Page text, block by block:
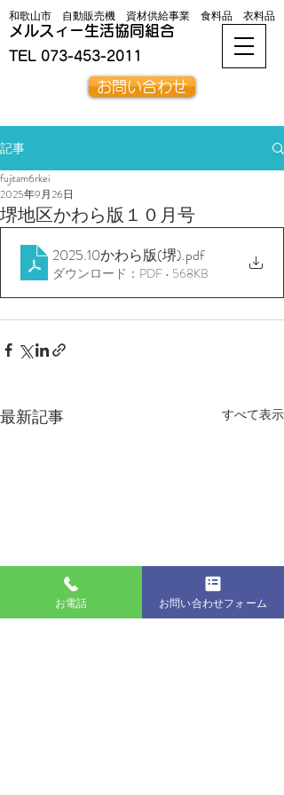
メルスィー生活協同組合
和歌山市 自動販売機 資材供給事業 食料品 衣料品
TEL 073-453-2011
お問い合わせ
記事
堺地区かわら版１０月号
fujitam6rkei
2025年9月26日
2025.10かわら版(堺).pdf
ダウンロード：PDF • 568KB
最新記事 すべて表示
お電話 お問い合わせフォーム